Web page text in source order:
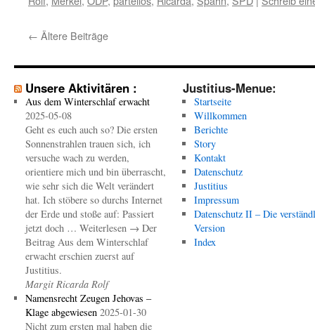
← Ältere Beiträge
Unsere Aktivitären :
Aus dem Winterschlaf erwacht
2025-05-08
Geht es euch auch so? Die ersten
Sonnenstrahlen trauen sich, ich
versuche wach zu werden,
orientiere mich und bin überrascht,
wie sehr sich die Welt verändert
hat. Ich stöbere so durchs Internet
der Erde und stoße auf: Passiert
jetzt doch … Weiterlesen → Der
Beitrag Aus dem Winterschlaf
erwacht erschien zuerst auf
Justitius.
Margit Ricarda Rolf
Namensrecht Zeugen Jehovas –
Klage abgewiesen 2025-01-30
Nicht zum ersten mal haben die
Justitius-Menue:
Startseite
Willkommen
Berichte
Story
Kontakt
Datenschutz
Justitius
Impressum
Datenschutz II – Die
Version
Index